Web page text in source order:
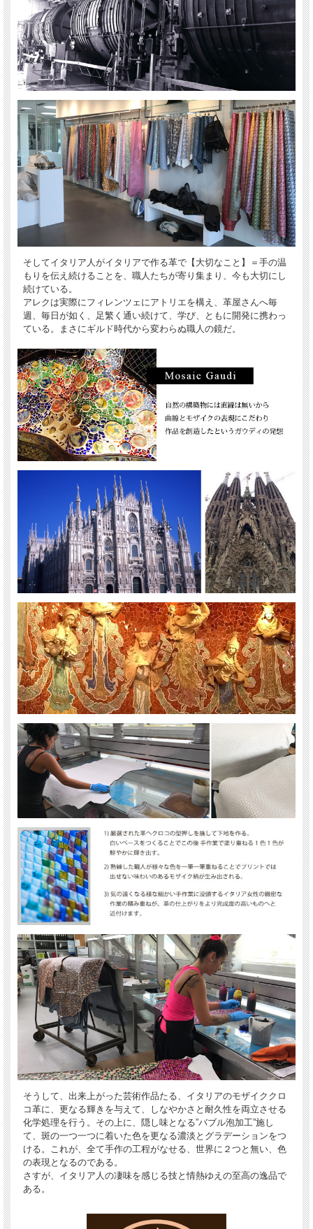
そしてイタリア人がイタリアで作る革で【大切なこと】＝手の温
もりを伝え続けることを、職人たちが寄り集まり、今も大切にし
続けている。
アレクは実際にフィレンツェにアトリエを構え、革屋さんへ毎
週、毎日が如く、足繁く通い続けて、学び、ともに開発に携わっ
ている。まさにギルド時代から変わらぬ職人の鏡だ。
そうして、出来上がった芸術作品たる、イタリアのモザイククロ
コ革に、更なる輝きを与えて、しなやかさと耐久性を両立させる
化学処理を行う。その上に、隠し味となる”バブル泡加工”施し
て、斑の一つ一つに着いた色を更なる濃淡とグラデーションをつ
ける。これが、全て手作の工程がなせる、世界に２つと無い、色
の表現となるのである。
さすが、イタリア人の凄味を感じる技と情熱ゆえの至高の逸品で
ある。